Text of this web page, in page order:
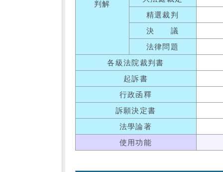
判解
精選裁判
決 議
法律問題
各級法院裁判書
起訴書
行政函釋
訴願決定書
法學論著
使用功能